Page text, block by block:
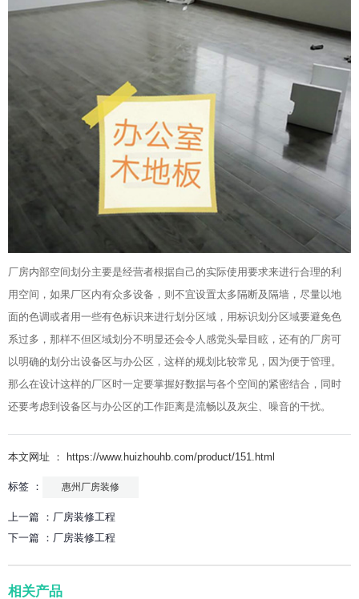
厂房内部空间划分主要是经营者根据自己的实际使用要求来进行合理的利
用空间，如果厂区内有众多设备，则不宜设置太多隔断及隔墙，尽量以地
面的色调或者用一些有色标识来进行划分区域，用标识划分区域要避免色
系过多，那样不但区域划分不明显还会令人感觉头晕目眩，还有的厂房可
以明确的划分出设备区与办公区，这样的规划比较常见，因为便于管理。
那么在设计这样的厂区时一定要掌握好数据与各个空间的紧密结合，同时
还要考虑到设备区与办公区的工作距离是流畅以及灰尘、噪音的干扰。
本文网址 ： https://www.huizhouhb.com/product/151.html
标签 ： 惠州厂房装修
上一篇 ： 厂房装修工程
下一篇 ： 厂房装修工程
相关产品